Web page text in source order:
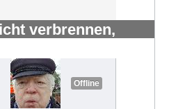
verbrennen,
Offline